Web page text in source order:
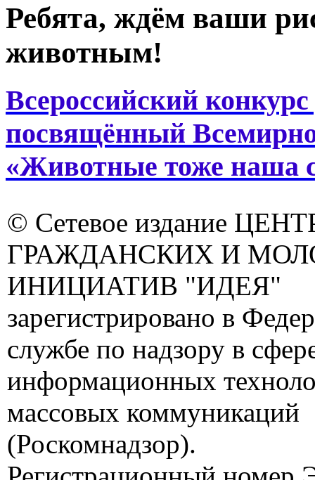
Ребята, ждём ваши
животным!
Всероссийский конкурс
посвящённый
«Животные тоже наша
© Сетевое издание
ГРАЖДАНСКИХ И
ИНИЦИАТИВ "ИДЕЯ"
зарегистрировано в
службе по надзору в
информационных
массовых коммуникаций
(Роскомнадзор).